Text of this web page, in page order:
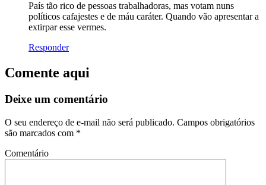
País tão rico de pessoas trabalhadoras, mas votam nuns
políticos cafajestes e de máu caráter. Quando vão apresentar a
extirpar esse vermes.
Responder
Comente aqui
Deixe um comentário
O seu endereço de e-mail não será publicado. Campos obrigatórios
são marcados com *
Comentário